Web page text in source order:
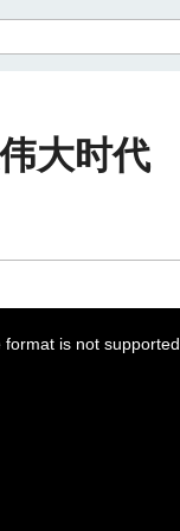
大时代
is not supported.